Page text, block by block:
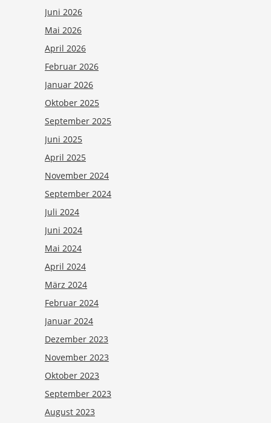
Juni 2026
Mai 2026
April 2026
Februar 2026
Januar 2026
Oktober 2025
September 2025
Juni 2025
April 2025
November 2024
September 2024
Juli 2024
Juni 2024
Mai 2024
April 2024
März 2024
Februar 2024
Januar 2024
Dezember 2023
November 2023
Oktober 2023
September 2023
August 2023